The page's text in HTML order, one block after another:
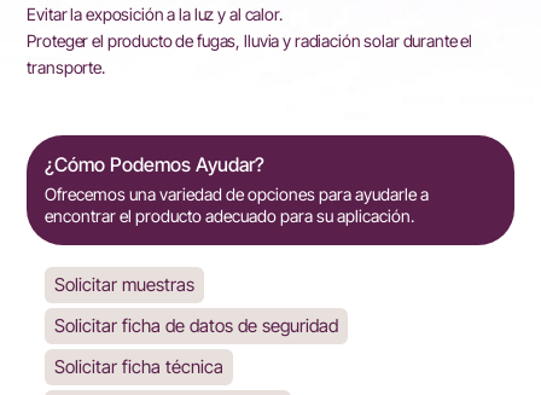
Evitar la exposición a la luz y al calor.
Proteger el producto de fugas, lluvia y radiación solar durante el
transporte.
¿Cómo Podemos Ayudar?
Ofrecemos una variedad de opciones para ayudarle a
encontrar el producto adecuado para su aplicación.
Solicitar muestras
Solicitar ficha de datos de seguridad
Solicitar ficha técnica